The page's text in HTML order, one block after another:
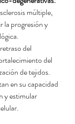
múltiple,
la progresión y
retraso del
del
de tejidos.
en su capacidad
y estimular